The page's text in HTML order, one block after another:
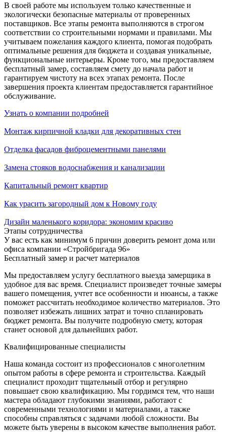
В своей работе мы используем только качественные и
экологически безопасные материалы от проверенных
поставщиков. Все этапы ремонта выполняются в строгом
соответствии со строительными нормами и правилами. Мы
учитываем пожелания каждого клиента, помогая подобрать
оптимальные решения для бюджета и создавая уникальные,
функциональные интерьеры. Кроме того, мы предоставляем
бесплатный замер, составляем смету до начала работ и
гарантируем чистоту на всех этапах ремонта. После
завершения проекта клиентам предоставляется гарантийное
обслуживание.
Узнать о компании подробней
Монтаж кирпичной кладки для декоративных стен
Отделка фасадов фиброцементными панелями
Замена стояков водоснабжения и канализации
Капитальный ремонт квартир
Как урасить загородный дом к Новому году
Дизайн маленького коридора: экономим красиво
Этапы сотрудничества
У вас есть как минимум 6 причин доверить ремонт дома или
офиса компании «Стройбригада 96»
Бесплатный замер и расчет материалов
Мы предоставляем услугу бесплатного выезда замерщика в
удобное для вас время. Специалист произведет точные замеры
вашего помещения, учтет все особенности и нюансы, а также
поможет рассчитать необходимое количество материалов. Это
позволяет избежать лишних затрат и точно спланировать
бюджет ремонта. Вы получите подробную смету, которая
станет основой для дальнейших работ.
Квалифицированные специалисты
Наша команда состоит из профессионалов с многолетним
опытом работы в сфере ремонта и строительства. Каждый
специалист проходит тщательный отбор и регулярно
повышает свою квалификацию. Мы гордимся тем, что наши
мастера обладают глубокими знаниями, работают с
современными технологиями и материалами, а также
способны справляться с задачами любой сложности. Вы
можете быть уверены в высоком качестве выполнения работ.